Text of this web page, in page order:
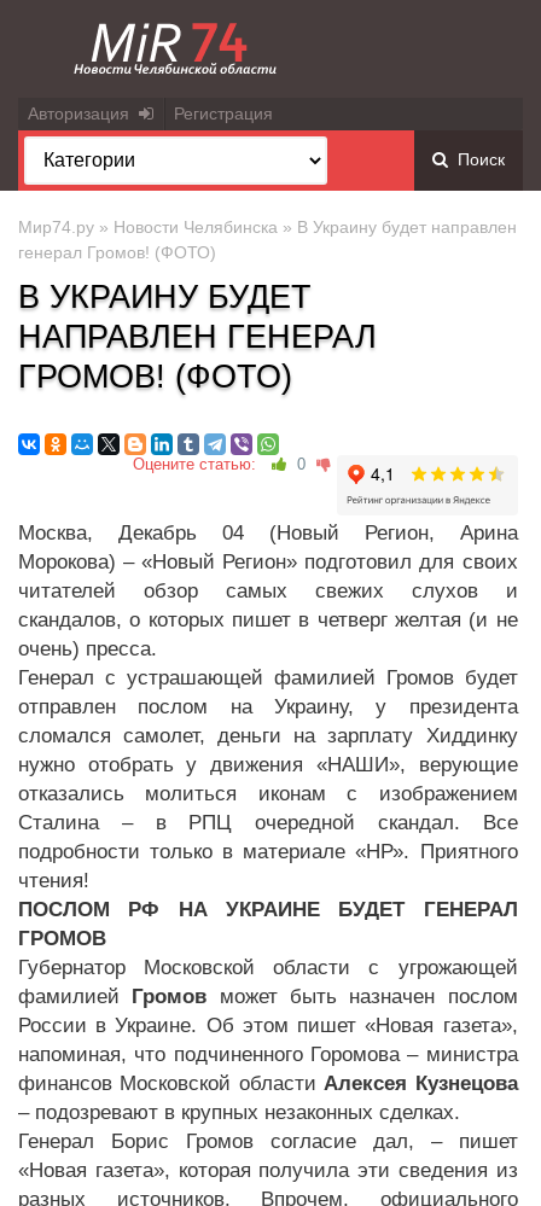
Авторизация Регистрация
Поиск
Мир74.ру » Новости Челябинска » В Украину будет направлен
генерал Громов! (ФОТО)
В УКРАИНУ БУДЕТ
НАПРАВЛЕН ГЕНЕРАЛ
ГРОМОВ! (ФОТО)
Оцените статью: 0
Москва, Декабрь 04 (Новый Регион, Арина
Морокова) – «Новый Регион» подготовил для своих
читателей обзор самых свежих слухов и
скандалов, о которых пишет в четверг желтая (и не
очень) пресса.
Генерал с устрашающей фамилией Громов будет
отправлен послом на Украину, у президента
сломался самолет, деньги на зарплату Хиддинку
нужно отобрать у движения «НАШИ», верующие
отказались молиться иконам с изображением
Сталина – в РПЦ очередной скандал. Все
подробности только в материале «НР». Приятного
чтения!
ПОСЛОМ РФ НА УКРАИНЕ БУДЕТ ГЕНЕРАЛ
ГРОМОВ
Губернатор Московской области с угрожающей
фамилией Громов может быть назначен послом
России в Украине. Об этом пишет «Новая газета»,
напоминая, что подчиненного Горомова – министра
финансов Московской областиАлексея Кузнецова
– подозревают в крупных незаконных сделках.
Генерал Борис Громов согласие дал, – пишет
«Новая газета», которая получила эти сведения из
разных источников. Впрочем, официального